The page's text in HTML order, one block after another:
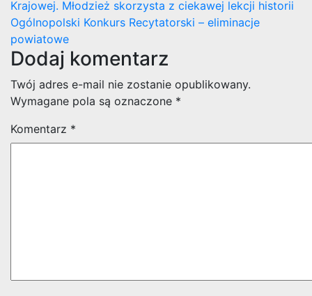
wpisu
Krajowej. Młodzież skorzysta z ciekawej lekcji historii
Ogólnopolski Konkurs Recytatorski – eliminacje
powiatowe
Dodaj komentarz
Twój adres e-mail nie zostanie opublikowany.
Wymagane pola są oznaczone *
Komentarz *